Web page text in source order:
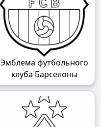
Эмблема футбольного
клуба Барселоны